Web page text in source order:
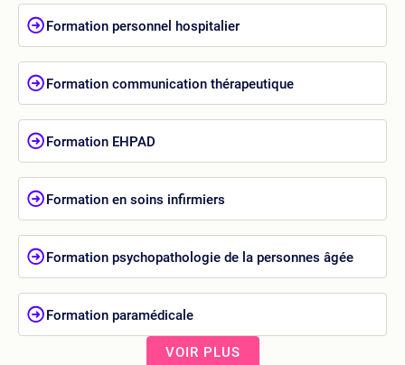
Formation personnel hospitalier
Formation communication thérapeutique
Formation EHPAD
Formation en soins infirmiers
Formation psychopathologie de la personnes âgée
Formation paramédicale
VOIR PLUS